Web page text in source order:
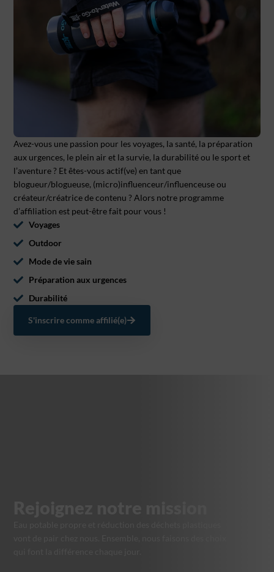
Avez-vous une passion pour les voyages, la santé, la préparation
aux urgences, le plein air et la survie, la durabilité ou le sport et
l’aventure ? Et êtes-vous actif(ve) en tant que
blogueur/blogueuse, (micro)influenceur/influenceuse ou
créateur/créatrice de contenu ? Alors notre programme
d’affiliation est peut-être fait pour vous !
Voyages
Outdoor
Mode de vie sain
Préparation aux urgences
Durabilité
S'inscrire comme affilié(e)